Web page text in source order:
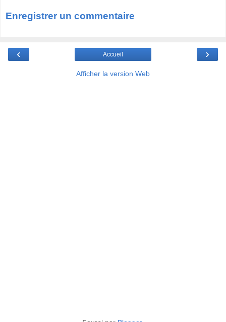
Enregistrer un commentaire
‹ ›
Accueil
Afficher la version Web